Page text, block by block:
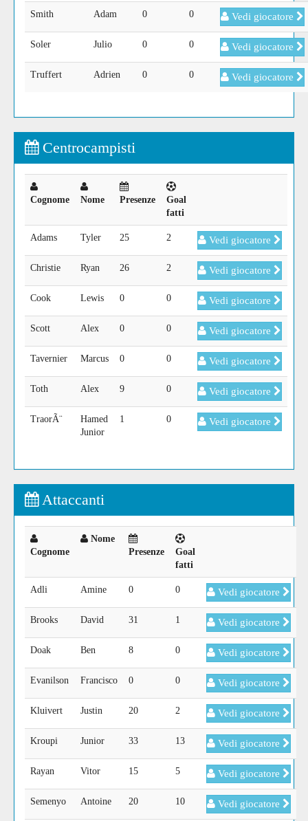
Smith Adam 0 0 Vedi giocatore
Soler Julio 0 0 Vedi giocatore
Truffert Adrien 0 0 Vedi giocatore
Centrocampisti
Cognome Nome Presenze
Goal
fatti
Adams Tyler 25 2 Vedi giocatore
Christie Ryan 26 2 Vedi giocatore
Cook Lewis 0 0 Vedi giocatore
Scott Alex 0 0 Vedi giocatore
Tavernier Marcus 0 0 Vedi giocatore
Toth Alex 9 0 Vedi giocatore
TraorÃ¨
Hamed
Junior
1 0 Vedi giocatore
Attaccanti
Cognome
Nome
Presenze
Goal
fatti
Adli Amine 0 0 Vedi giocatore
Brooks David 31 1 Vedi giocatore
Doak Ben 8 0 Vedi giocatore
Evanilson Francisco 0 0 Vedi giocatore
Kluivert Justin 20 2 Vedi giocatore
Kroupi Junior 33 13 Vedi giocatore
Rayan Vitor 15 5 Vedi giocatore
Semenyo Antoine 20 10 Vedi giocatore